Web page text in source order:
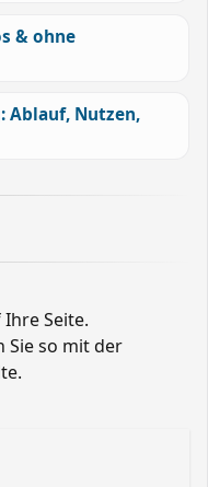
& ohne
Ablauf, Nutzen,
Seite.
Sie so mit der